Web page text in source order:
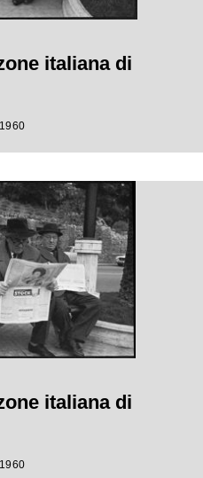
italiana di
italiana di